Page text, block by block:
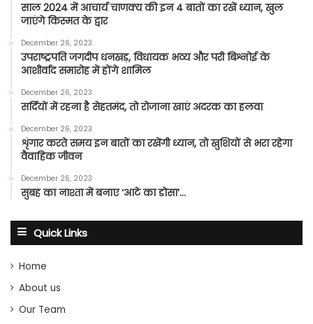
साल 2024 में आचार्य चाणक्य की इन 4 बातों का रखें ध्यान, खुल
जाएंगे किस्मत के द्वार
December 26, 2023
उपराष्ट्रपति जगदीप धनखड़, विधायक भव्य और परी बिश्नोई के
आशीर्वाद समारोह में होंगे शामिल
December 26, 2023
सर्दियों में रहना है सेहतमंद, तो रोजाना खाएं अदरक का हलवा
December 26, 2023
शृंगार करते समय इन बातों का रखेंगी ध्यान, तो खुशियों से भरा रहेगा
वैवाहिक जीवन
December 26, 2023
सुबह का नाश्ता में बनाए ‘आटे का डोसा’…
Quick Links
Home
About us
Our Team